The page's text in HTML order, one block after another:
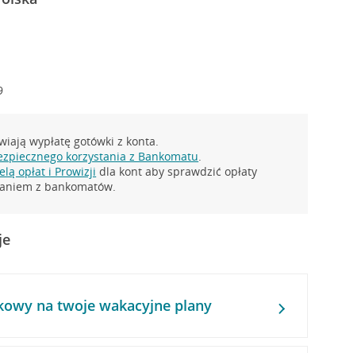
wypłatę gotówki z konta.
korzystania z Bankomatu.
opłat i Prowizji dla kont aby sprawdzić opłaty
z bankomatów.
na twoje wakacyjne plany